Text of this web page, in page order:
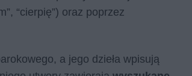
“cierpię”) oraz poprzez
a jego dzieła wpisują